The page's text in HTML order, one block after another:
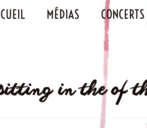
MÉDIAS CONCERTS
in the of